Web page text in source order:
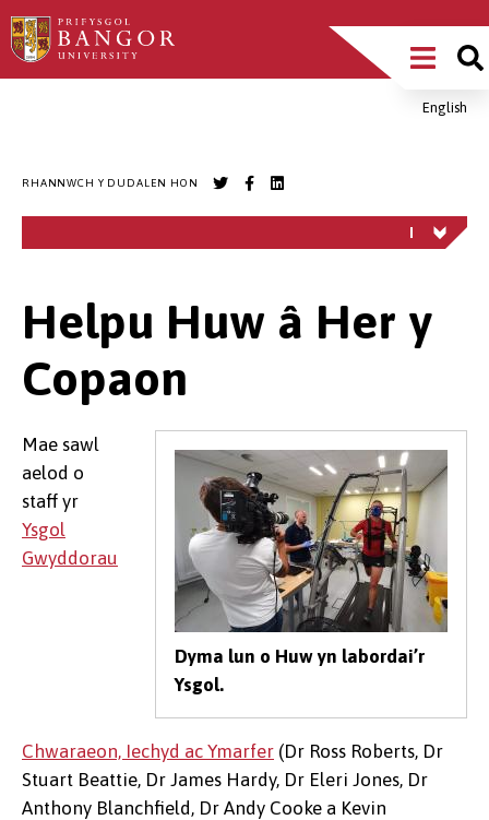
Sgipiwch
i’r
Main
MenuEnglish
RHANNWCH Y DUDALEN HON
Helpu Huw â Her y
Copaon
Dyma lun o Huw yn labordai’r
Ysgol.
Mae sawl
aelod o
staff yr
Ysgol
Gwyddorau
Chwaraeon, Iechyd ac Ymarfer (Dr Ross Roberts, Dr
Stuart Beattie, Dr James Hardy, Dr Eleri Jones, Dr
Anthony Blanchfield, Dr Andy Cooke a Kevin